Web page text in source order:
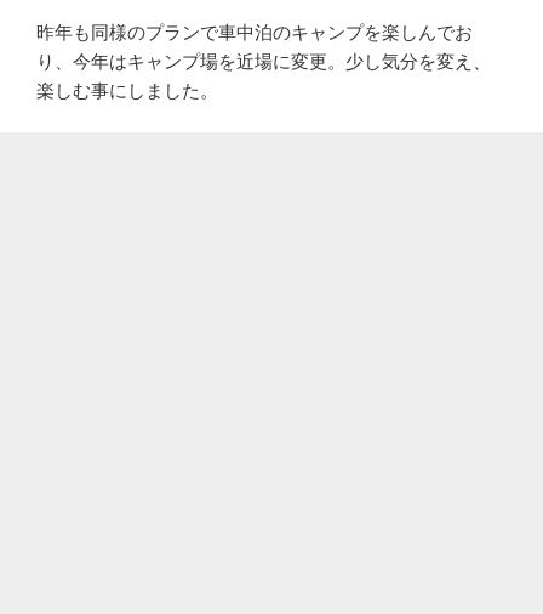
昨年も同様のプランで車中泊のキャンプを楽しんでお
り、今年はキャンプ場を近場に変更。少し気分を変え、
楽しむ事にしました。